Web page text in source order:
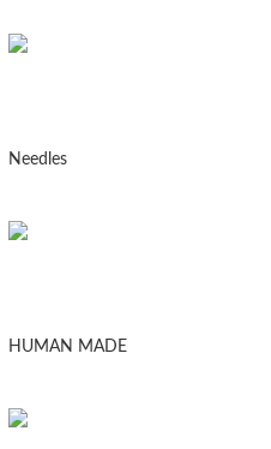
Needles
HUMAN MADE